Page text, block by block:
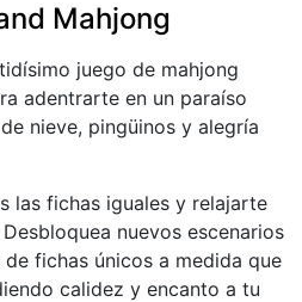
Mahjong
juego de mahjong
adentrarte en un paraíso
nieve, pingüinos y alegría
las fichas iguales y relajarte
nuevos escenarios
fichas únicos a medida que
calidez y encanto a tu